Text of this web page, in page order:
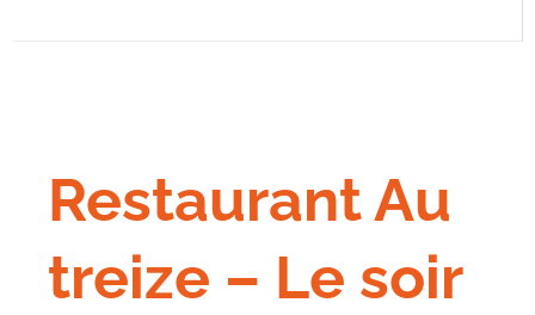
Restaurant Au
treize – Le soir